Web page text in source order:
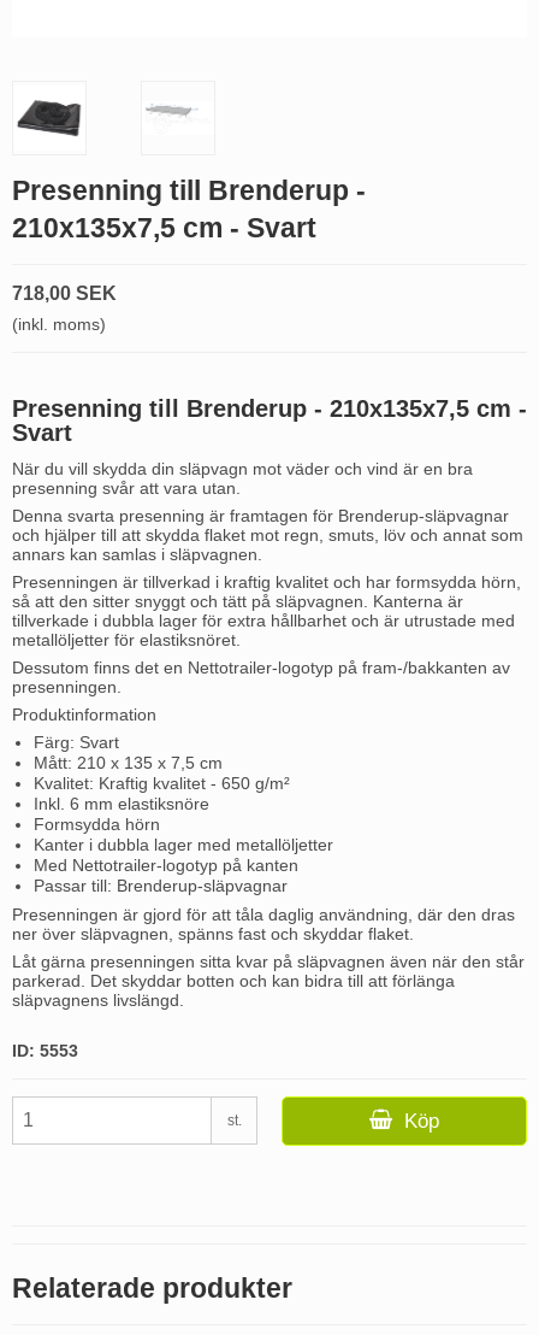
Presenning till Brenderup -
210x135x7,5 cm - Svart
718,00 SEK
(inkl. moms)
Presenning till Brenderup - 210x135x7,5 cm -
Svart
När du vill skydda din släpvagn mot väder och vind är en bra
presenning svår att vara utan.
Denna svarta presenning är framtagen för Brenderup-släpvagnar
och hjälper till att skydda flaket mot regn, smuts, löv och annat som
annars kan samlas i släpvagnen.
Presenningen är tillverkad i kraftig kvalitet och har formsydda hörn,
så att den sitter snyggt och tätt på släpvagnen. Kanterna är
tillverkade i dubbla lager för extra hållbarhet och är utrustade med
metallöljetter för elastiksnöret.
Dessutom finns det en Nettotrailer-logotyp på fram-/bakkanten av
presenningen.
Produktinformation
Färg: Svart
Mått: 210 x 135 x 7,5 cm
Kvalitet: Kraftig kvalitet - 650 g/m²
Inkl. 6 mm elastiksnöre
Formsydda hörn
Kanter i dubbla lager med metallöljetter
Med Nettotrailer-logotyp på kanten
Passar till: Brenderup-släpvagnar
Presenningen är gjord för att tåla daglig användning, där den dras
ner över släpvagnen, spänns fast och skyddar flaket.
Låt gärna presenningen sitta kvar på släpvagnen även när den står
parkerad. Det skyddar botten och kan bidra till att förlänga
släpvagnens livslängd.
ID: 5553
st. Köp
Relaterade produkter